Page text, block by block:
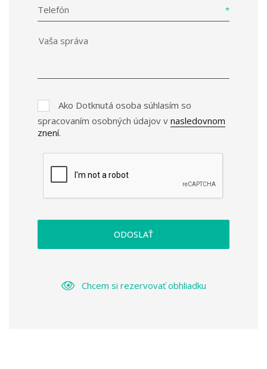
Telefón
Ako Dotknutá osoba súhlasím so
spracovaním osobných údajov v nasledovnom
znení.
ODOSLAŤ
Chcem si rezervovať obhliadku